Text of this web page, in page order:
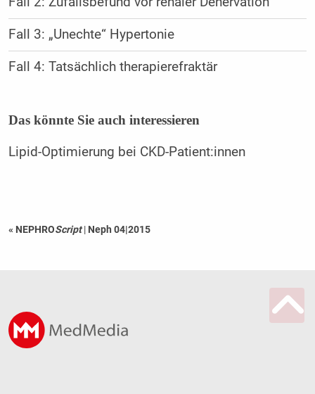
Fall 3: „Unechte“ Hypertonie
Fall 4: Tatsächlich therapierefraktär
Das könnte Sie auch interessieren
Lipid-Optimierung bei CKD-Patient:innen
« NEPHROScript | Neph 04|2015